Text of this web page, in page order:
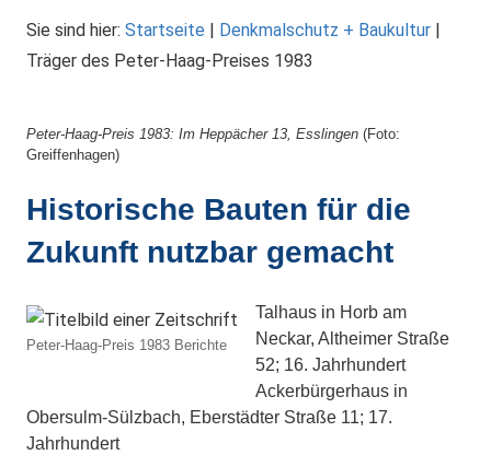
Sie sind hier: Startseite | Denkmalschutz + Baukultur |
Träger des Peter-Haag-Preises 1983
Peter-Haag-Preis 1983: Im Heppächer 13, Esslingen (Foto:
Greiffenhagen)
Historische Bauten für die
Zukunft nutzbar gemacht
Peter-Haag-Preis 1983 Berichte
Talhaus in Horb am
Neckar, Altheimer Straße
52; 16. Jahrhundert
Ackerbürgerhaus in
Obersulm-Sülzbach, Eberstädter Straße 11; 17.
Jahrhundert